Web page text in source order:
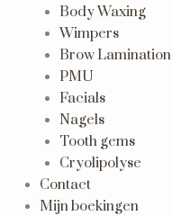
Body Waxing
Wimpers
Brow Lamination
PMU
Facials
Nagels
Tooth gems
Cryolipolyse
Contact
Mijn boekingen